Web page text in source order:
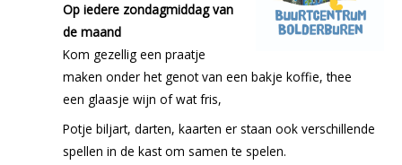
Op iedere zondagmiddag van
de maand
Kom gezellig een praatje
maken onder het genot van een bakje koffie, thee
een glaasje wijn of wat fris,
Potje biljart, darten, kaarten er staan ook verschillende
spellen in de kast om samen te spelen.